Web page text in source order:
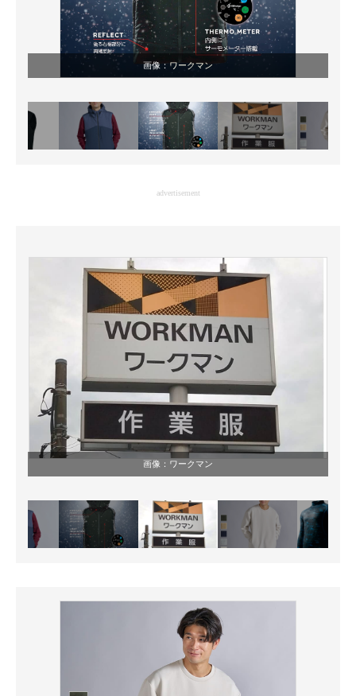
画像： ワークマン
advertisement
画像：ワークマン